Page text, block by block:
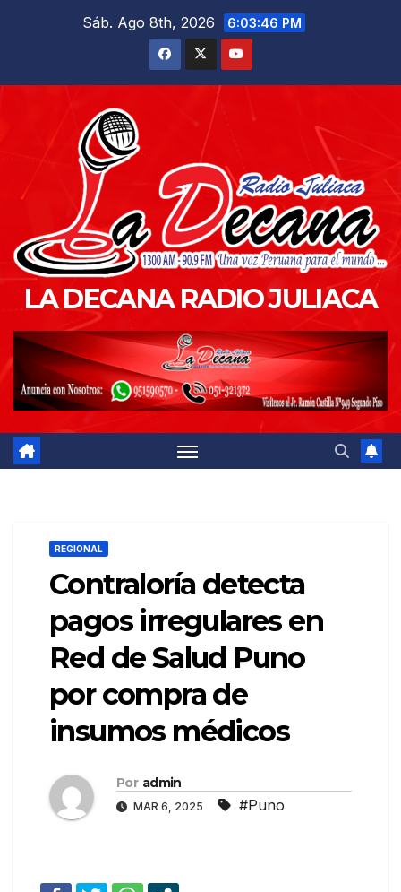
Sáb. Ago 8th, 2026 6:03:48 PM
LA DECANA RADIO JULIACA
REGIONAL
Contraloría detecta
pagos irregulares en
Red de Salud Puno
por compra de
insumos médicos
Por admin
MAR 6, 2025 #Puno